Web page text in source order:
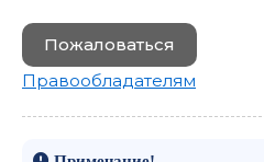
Пожаловаться
Правообладателям